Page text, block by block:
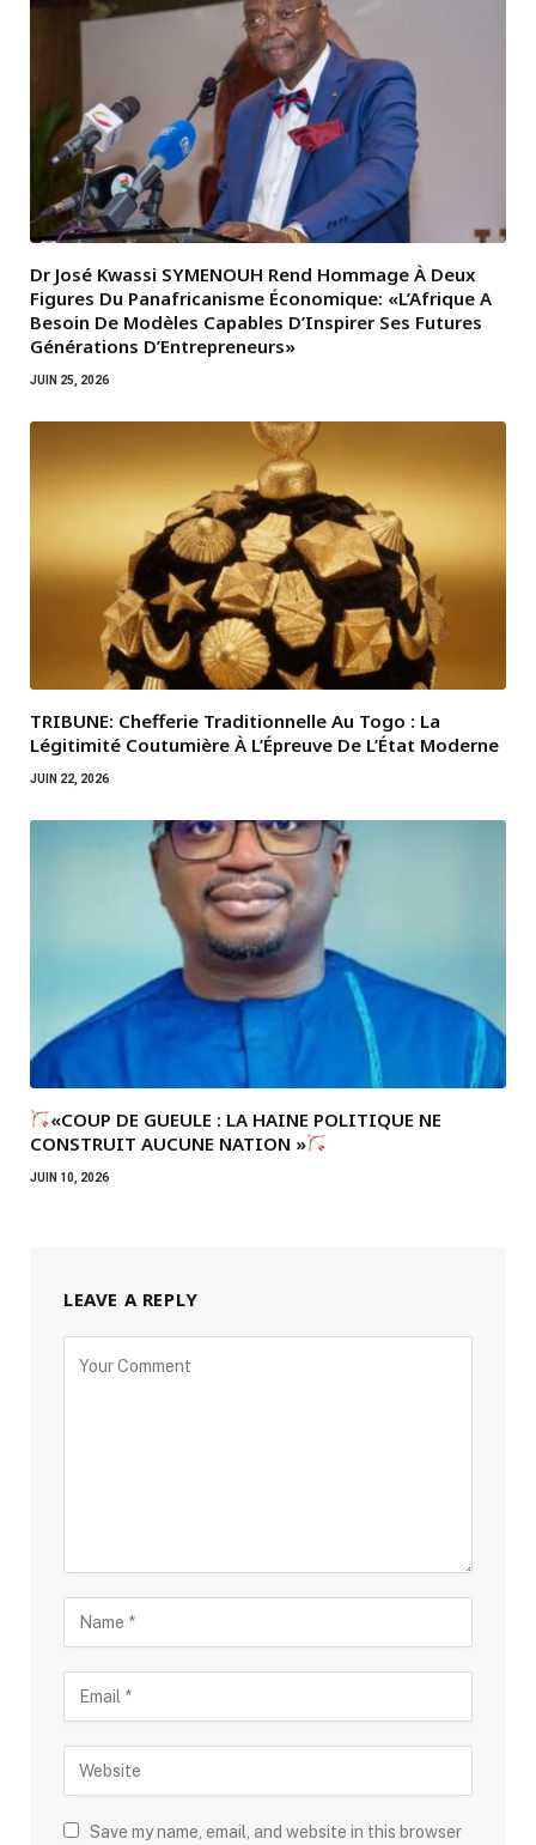
Dr José Kwassi SYMENOUH Rend Hommage À Deux
Figures Du Panafricanisme Économique: «L’Afrique A
Besoin De Modèles Capables D’Inspirer Ses Futures
Générations D’Entrepreneurs»
JUIN 25, 2026
TRIBUNE: Chefferie Traditionnelle Au Togo : La
Légitimité Coutumière À L’Épreuve De L’État Moderne
JUIN 22, 2026
«COUP DE GUEULE : LA HAINE POLITIQUE NE
CONSTRUIT AUCUNE NATION »
JUIN 10, 2026
LEAVE A REPLY
Save my name, email, and website in this browser